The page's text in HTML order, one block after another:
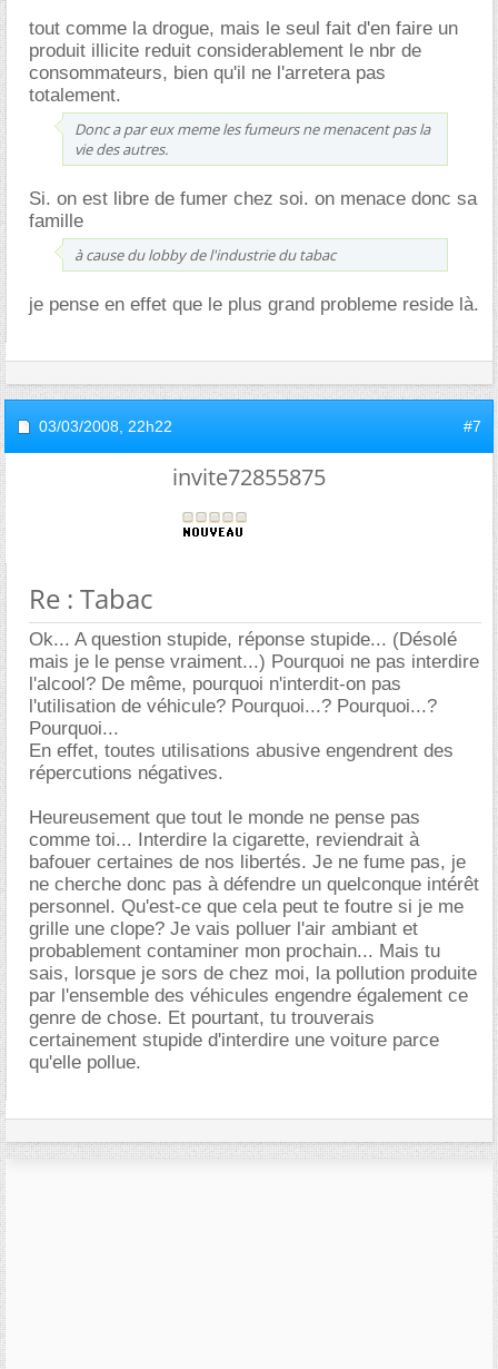
tout comme la drogue, mais le seul fait d'en faire un
produit illicite reduit considerablement le nbr de
consommateurs, bien qu'il ne l'arretera pas
totalement.
Donc a par eux meme les fumeurs ne menacent pas la
vie des autres.
Si. on est libre de fumer chez soi. on menace donc sa
famille
à cause du lobby de l'industrie du tabac
je pense en effet que le plus grand probleme reside là.
03/03/2008, 22h22 #7
invite72855875
Re : Tabac
Ok... A question stupide, réponse stupide... (Désolé
mais je le pense vraiment...) Pourquoi ne pas interdire
l'alcool? De même, pourquoi n'interdit-on pas
l'utilisation de véhicule? Pourquoi...? Pourquoi...?
Pourquoi...
En effet, toutes utilisations abusive engendrent des
répercutions négatives.
Heureusement que tout le monde ne pense pas
comme toi... Interdire la cigarette, reviendrait à
bafouer certaines de nos libertés. Je ne fume pas, je
ne cherche donc pas à défendre un quelconque intérêt
personnel. Qu'est-ce que cela peut te foutre si je me
grille une clope? Je vais polluer l'air ambiant et
probablement contaminer mon prochain... Mais tu
sais, lorsque je sors de chez moi, la pollution produite
par l'ensemble des véhicules engendre également ce
genre de chose. Et pourtant, tu trouverais
certainement stupide d'interdire une voiture parce
qu'elle pollue.